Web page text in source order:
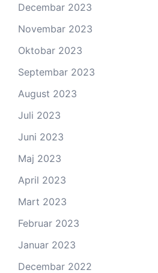
Decembar 2023
Novembar 2023
Oktobar 2023
Septembar 2023
August 2023
Juli 2023
Juni 2023
Maj 2023
April 2023
Mart 2023
Februar 2023
Januar 2023
Decembar 2022